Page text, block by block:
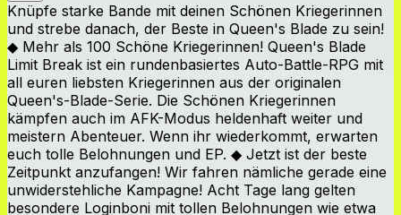
Knüpfe starke Bande mit deinen Schönen Kriegerinnen
und strebe danach, der Beste in Queen's Blade zu sein!
◆ Mehr als 100 Schöne Kriegerinnen! Queen's Blade
Limit Break ist ein rundenbasiertes Auto-Battle-RPG mit
all euren liebsten Kriegerinnen aus der originalen
Queen's-Blade-Serie. Die Schönen Kriegerinnen
kämpfen auch im AFK-Modus heldenhaft weiter und
meistern Abenteuer. Wenn ihr wiederkommt, erwarten
euch tolle Belohnungen und EP. ◆ Jetzt ist der beste
Zeitpunkt anzufangen! Wir fahren nämliche gerade eine
unwiderstehliche Kampagne! Acht Tage lang gelten
besondere Loginboni mit tollen Belohnungen wie etwa